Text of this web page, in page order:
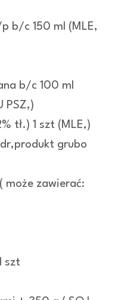
b/c 150 ml (MLE,
b/c 100 ml
PSZ,)
tł.) 1 szt (MLE,)
grubo
może zawierać:
szt